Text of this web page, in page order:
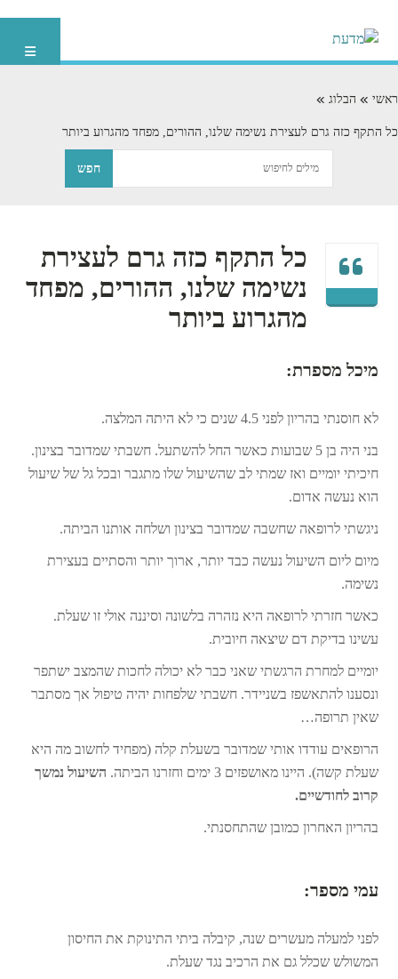
ראשי הבלוג
כל התקף כזה גרם לעצירת נשימה שלנו, ההורים, מפחד מהגרוע ביותר
כל התקף כזה גרם לעצירת
נשימה שלנו, ההורים, מפחד
מהגרוע ביותר
מיכל מספרת:
לא חוסנתי בהריון לפני 4.5 שנים כי לא היתה המלצה.
בני היה בן 5 שבועות כאשר החל להשתעל. חשבתי שמדובר בצינון.
חיכיתי יומיים ואז שמתי לב שהשיעול שלו מתגבר ובכל גל של שיעול
הוא נעשה אדום.
ניגשתי לרופאה שחשבה שמדובר בצינון ושלחה אותנו הביתה.
מיום ליום השיעול נעשה כבד יותר, ארוך יותר והסתיים בעצירת
נשימה.
כאשר חזרתי לרופאה היא נזהרה בלשונה וסיננה אולי זו שעלת.
עשינו בדיקת דם שיצאה חיובית.
יומיים למחרת הרגשתי שאני כבר לא יכולה לחכות שהמצב ישתפר
ונסענו להתאשפז בשניידר. חשבתי שלפחות יהיה טיפול אך מסתבר
שאין תרופה…
הרופאים עודדו אותי שמדובר בשעלת קלה (מפחיד לחשוב מה היא
שעלת קשה). היינו מאושפזים 3 ימים וחזרנו הביתה.
השיעול נמשך
קרוב לחודשיים.
בהריון האחרון כמובן שהתחסנתי.
עמי מספר:
לפני למעלה מעשרים שנה, קיבלה ביתי התינוקת את החיסון
המשולש שכלל גם את הרכיב נגד שעלת.